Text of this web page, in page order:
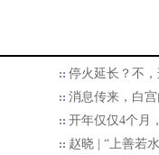
停火延长？不
消息传来，白
开年仅仅4个月
赵晓 | “上善若